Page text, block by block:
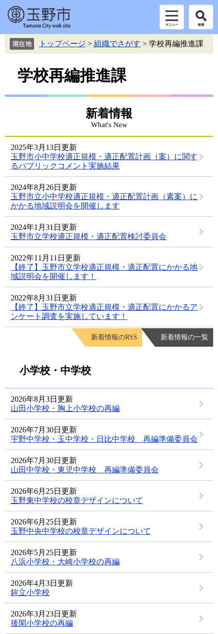
トップページ > 組織でさがす > 学校再編推進課
学校再編推進課
新着情報
What's New
2025年3月13日更新
玉野市小中学校適正規模・適正配置計画（案）に関す
るパブリックコメント実施結果
2024年8月26日更新
玉野市立小中学校適正規模・適正配置計画（素案）に
かかる地域説明会を開催します
2024年1月31日更新
玉野市立学校適正規模・適正配置検討委員会
2022年11月11日更新
【終了】玉野市立学校適正規模・適正配置にかかる地
域説明会を開催します！
2022年8月31日更新
【終了】玉野市立学校適正規模・適正配置にかかるア
ンケート調査を実施しています！
新着情報のRSS 新着情報の一覧
小学校・中学校
2026年8月3日更新
山田小学校・胸上小学校の再編
2026年7月30日更新
宇野中学校・玉中学校・日比中学校 再編準備委員会
2026年7月30日更新
山田中学校・東児中学校 再編準備委員会
2026年6月25日更新
玉野東中学校の校章デザインについて
2026年6月25日更新
玉野中央中学校の校章デザインについて
2026年5月25日更新
八浜小学校・大崎小学校の再編
2026年4月3日更新
鉾立小学校
2026年3月23日更新
後閑小学校の再編